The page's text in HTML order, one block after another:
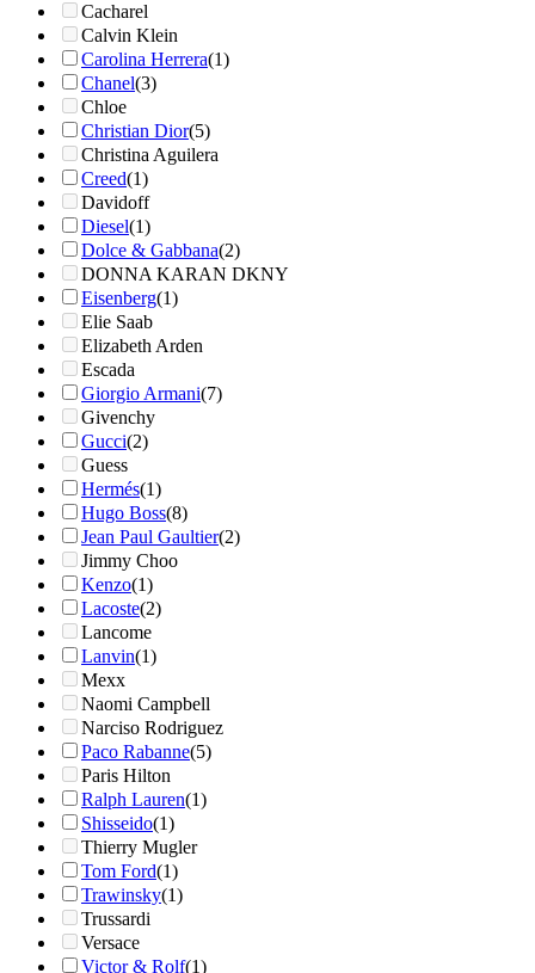
Cacharel
Calvin Klein
Carolina Herrera(1)
Chanel(3)
Chloe
Christian Dior(5)
Christina Aguilera
Creed(1)
Davidoff
Diesel(1)
Dolce & Gabbana(2)
DONNA KARAN DKNY
Eisenberg(1)
Elie Saab
Elizabeth Arden
Escada
Giorgio Armani(7)
Givenchy
Gucci(2)
Guess
Hermés(1)
Hugo Boss(8)
Jean Paul Gaultier(2)
Jimmy Choo
Kenzo(1)
Lacoste(2)
Lancome
Lanvin(1)
Mexx
Naomi Campbell
Narciso Rodriguez
Paco Rabanne(5)
Paris Hilton
Ralph Lauren(1)
Shisseido(1)
Thierry Mugler
Tom Ford(1)
Trawinsky(1)
Trussardi
Versace
Victor & Rolf(1)